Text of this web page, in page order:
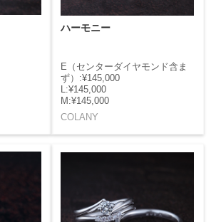
ハーモニー
E（センターダイヤモンド含ま
ず）:¥145,000
L:¥145,000
M:¥145,000
COLANY